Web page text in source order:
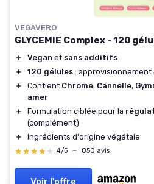
VEGAVERO
GLYCEMIE Complex - 120
＋ Vegan et sans additifs
＋
120 gélules : approvisionnement
＋
Contient Chrome, Cannelle,
amer
＋
Formulation ciblée pour la
(complément)
＋
Ingrédients d'origine végétale
★★★★★
★★★★★ 4/5 — 850 avis
Voir l'offre